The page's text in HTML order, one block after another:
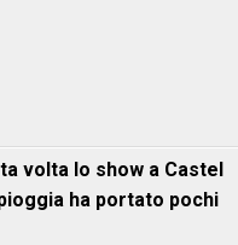
volta lo show a Castel
ha portato pochi